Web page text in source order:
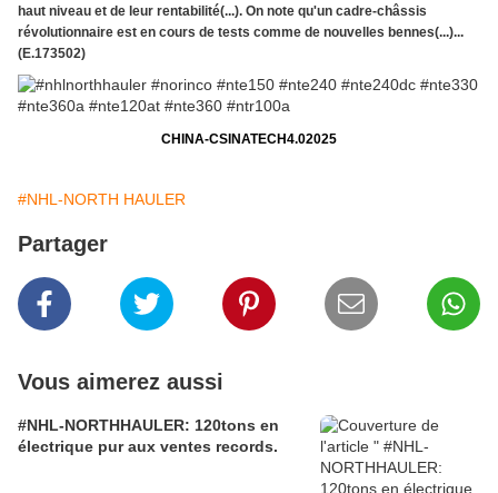
haut niveau et de leur rentabilité(...). On note qu'un cadre-châssis
révolutionnaire est en cours de tests comme de nouvelles bennes(...)...
(E.173502)
CHINA-CSINATECH4.02025
#NHL-NORTH HAULER
Partager
Vous aimerez aussi
#NHL-NORTHHAULER: 120tons en
électrique pur aux ventes records.